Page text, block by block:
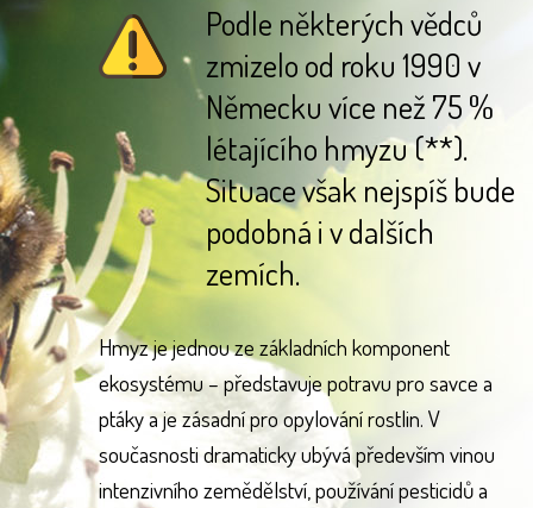
Podle některých vědců
zmizelo od roku 1990 v
Německu více než 75 %
létajícího hmyzu (**).
Situace však nejspíš bude
podobná i v dalších
zemích.
Hmyz je jednou ze základních komponent
ekosystému – představuje potravu pro savce a
ptáky a je zásadní pro opylování rostlin. V
současnosti dramaticky ubývá především vinou
intenzivního zemědělství, používání pesticidů a